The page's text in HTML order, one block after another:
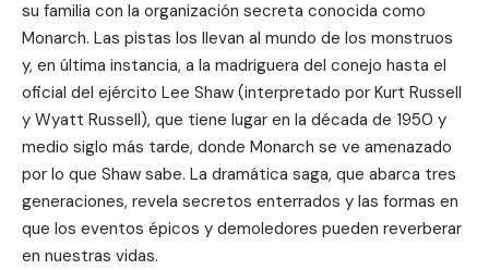
su familia con la organización secreta conocida como
Monarch. Las pistas los llevan al mundo de los monstruos
y, en última instancia, a la madriguera del conejo hasta el
oficial del ejército Lee Shaw (interpretado por Kurt Russell
y Wyatt Russell), que tiene lugar en la década de 1950 y
medio siglo más tarde, donde Monarch se ve amenazado
por lo que Shaw sabe. La dramática saga, que abarca tres
generaciones, revela secretos enterrados y las formas en
que los eventos épicos y demoledores pueden reverberar
en nuestras vidas.